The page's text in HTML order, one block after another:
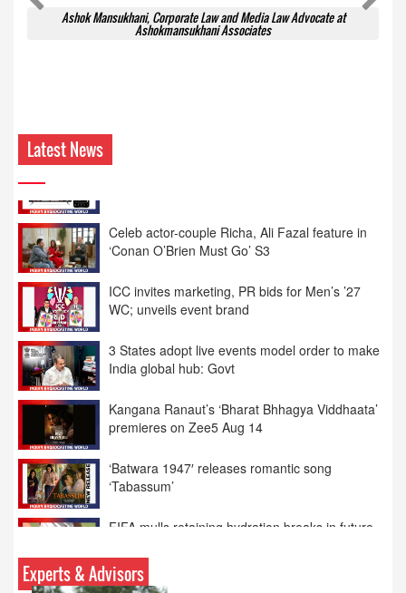
Ashok Mansukhani, Corporate Law and Media Law Advocate at
Ashokmansukhani Associates
Latest News
‘Conan O’Brien Must Go’ S3
WC; unveils event brand
India global hub: Govt
premieres on Zee5 Aug 14
‘Tabassum’
media rights
Disney begins AI-powered search trials on
ESPN, Disney+
Experts & Advisors